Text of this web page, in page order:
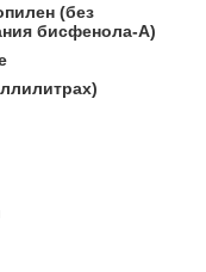
(без
бисфенола-А)